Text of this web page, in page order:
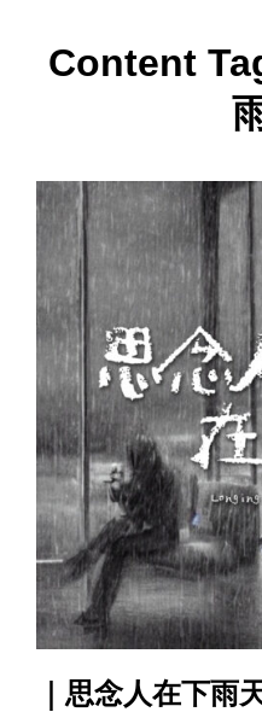
Content
｜思念人在下雨